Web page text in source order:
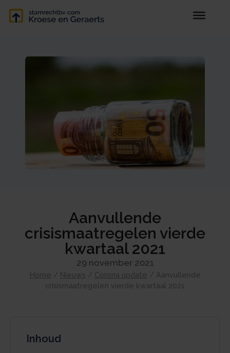
Aanvullende
crisismaatregelen vierde
kwartaal 2021
29 november 2021
Home / Nieuws / Corona update / Aanvullende
crisismaatregelen vierde kwartaal 2021
Inhoud